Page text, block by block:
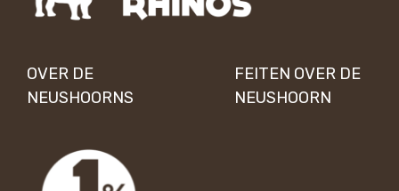
OVER DE
NEUSHOORNS
FEITEN OVER DE
NEUSHOORN